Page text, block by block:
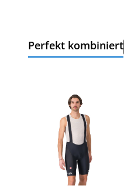
Perfekt kombiniert